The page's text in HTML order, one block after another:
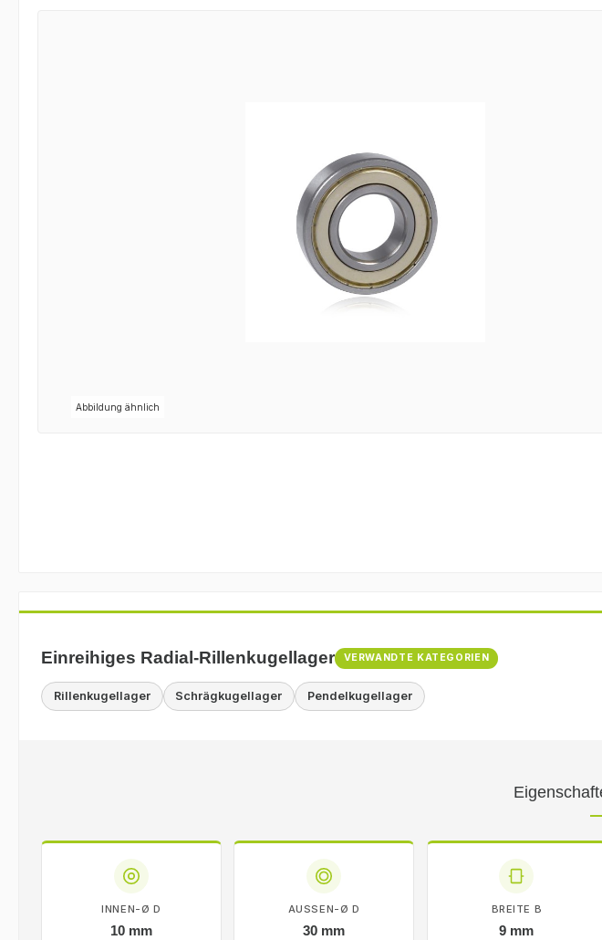
Abbildung ähnlich
Einreihiges Radial-Rillenkugellager VERWANDTE KATEGORIEN
Rillenkugellager Schrägkugellager Pendelkugellager
INNEN-Ø D
10 mm
AUSSEN-Ø D
30 mm
BREITE B
9 mm